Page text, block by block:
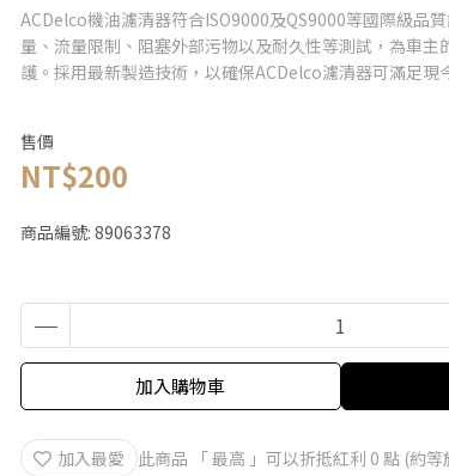
ACDelco機油濾清器符合ISO9000及QS9000等國際級品
量、流量限制、阻塞外部污物以及耐久性等測試，為車主
護。採用最新製造技術，以確保ACDelco濾清器可滿足現
售價
NT$200
商品編號: 89063378
加入購物車
加入最愛 此商品 「 最高 」可以折抵紅利 0 點 (約等